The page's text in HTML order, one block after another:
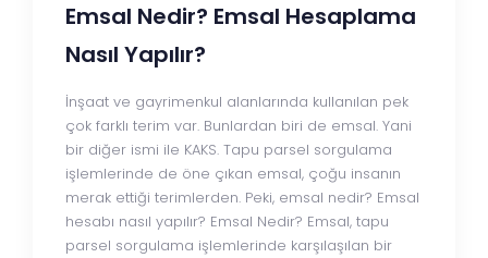
Emsal Nedir? Emsal Hesaplama
Nasıl Yapılır?
İnşaat ve gayrimenkul alanlarında kullanılan pek
çok farklı terim var. Bunlardan biri de emsal. Yani
bir diğer ismi ile KAKS. Tapu parsel sorgulama
işlemlerinde de öne çıkan emsal, çoğu insanın
merak ettiği terimlerden. Peki, emsal nedir? Emsal
hesabı nasıl yapılır? Emsal Nedir? Emsal, tapu
parsel sorgulama işlemlerinde karşılaşılan bir